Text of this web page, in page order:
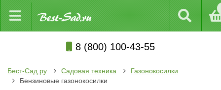
8 (800) 100-43-55
Бест-Сад.ру Садовая техника
Газонокосилки
Бензиновые газонокосилки